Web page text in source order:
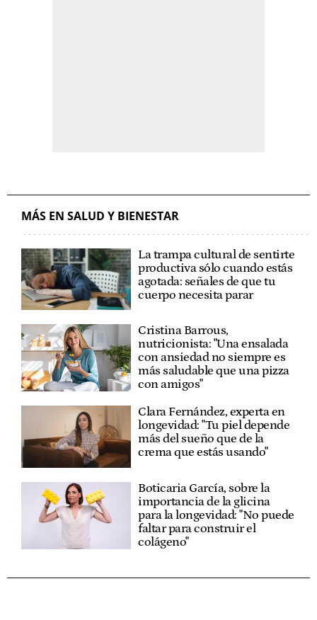
MÁS EN SALUD Y BIENESTAR
La trampa cultural de sentirte
productiva sólo cuando estás
agotada: señales de que tu
cuerpo necesita parar
Cristina Barrous,
nutricionista: "Una ensalada
con ansiedad no siempre es
más saludable que una pizza
con amigos"
Clara Fernández, experta en
longevidad: "Tu piel depende
más del sueño que de la
crema que estás usando"
Boticaria García, sobre la
importancia de la glicina
para la longevidad: "No puede
faltar para construir el
colágeno"